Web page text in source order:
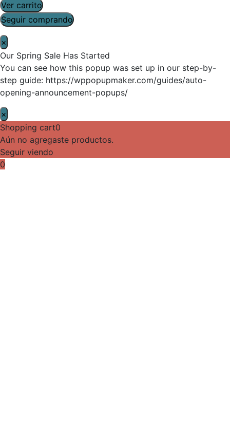
Ver carrito
Seguir comprando
×
Our Spring Sale Has Started
You can see how this popup was set up in our step-by-
step guide: https://wppopupmaker.com/guides/auto-
opening-announcement-popups/
×
Shopping cart0
Aún no agregaste productos.
Seguir viendo
0